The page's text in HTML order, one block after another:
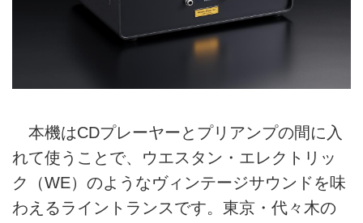
本機はCDプレーヤーとプリアンプの間に入
れて使うことで、ウエスタン・エレクトリッ
ク（WE）のようなヴィンテージサウンドを味
わえるライントランスです。東京・代々木の